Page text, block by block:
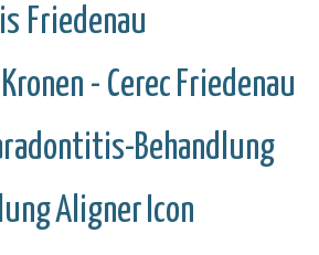
Friedenau
- Cerec Friedenau
Behandlung
Aligner Icon